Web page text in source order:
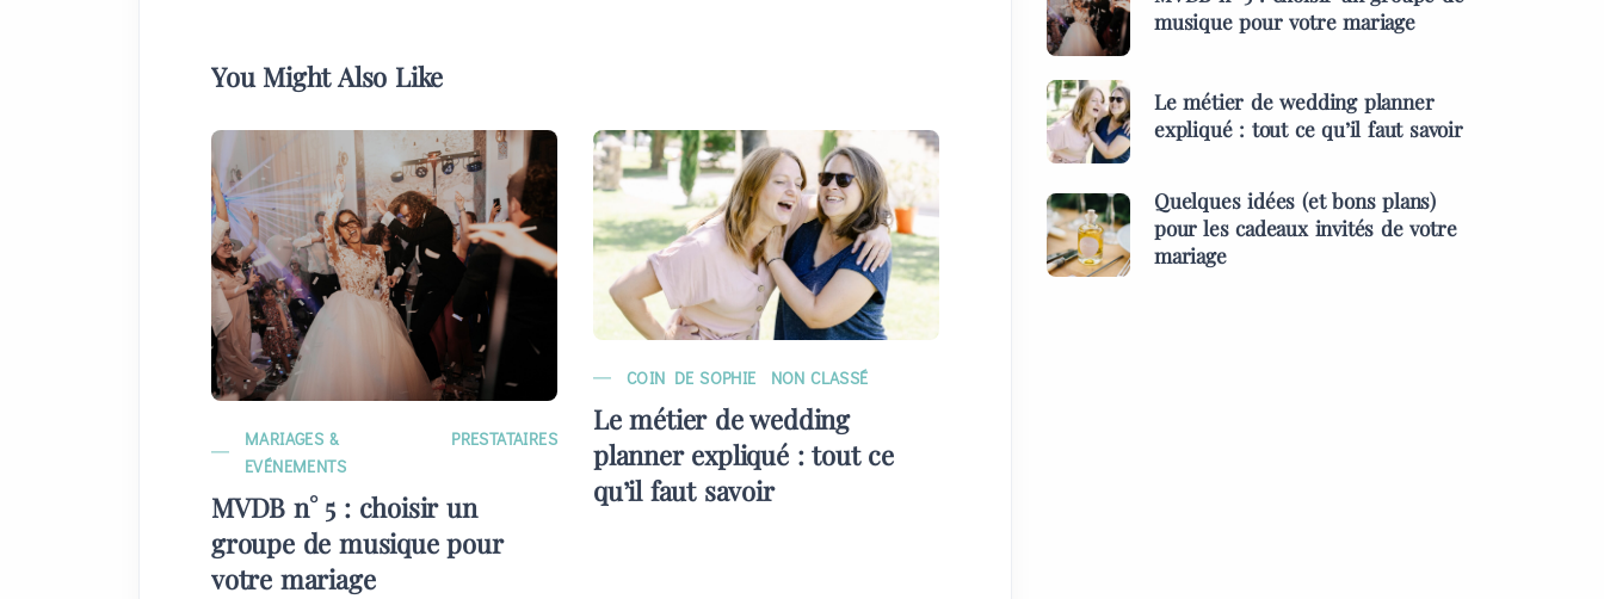
You Might Also Like
MARIAGES &
EVÉNEMENTS
PRESTATAIRES
MVDB n° 5 : choisir un
groupe de musique pour
votre mariage
COIN DE SOPHIE NON CLASSÉ
Le métier de wedding
planner expliqué : tout ce
qu’il faut savoir
musique pour votre mariage
Le métier de wedding planner
expliqué : tout ce qu’il faut savoir
Quelques idées (et bons plans)
pour les cadeaux invités de votre
mariage